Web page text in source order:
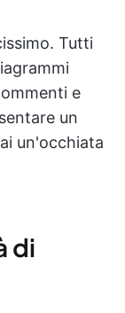
Tutti
e
un
un'occhiata
di